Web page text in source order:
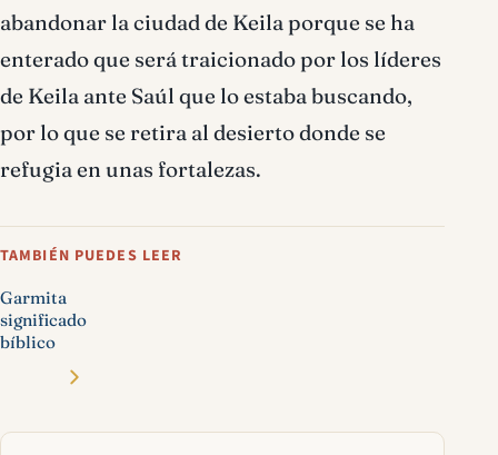
abandonar la ciudad de Keila porque se ha
enterado que será traicionado por los líderes
de Keila ante Saúl que lo estaba buscando,
por lo que se retira al desierto donde se
refugia en unas fortalezas.
TAMBIÉN PUEDES LEER
Garmita
significado
bíblico